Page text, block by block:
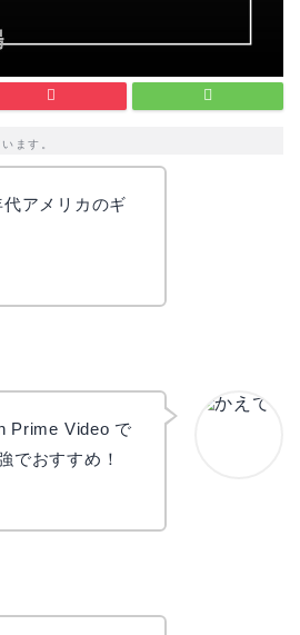
ます。
アメリカのギ
Prime Video で
でおすすめ！